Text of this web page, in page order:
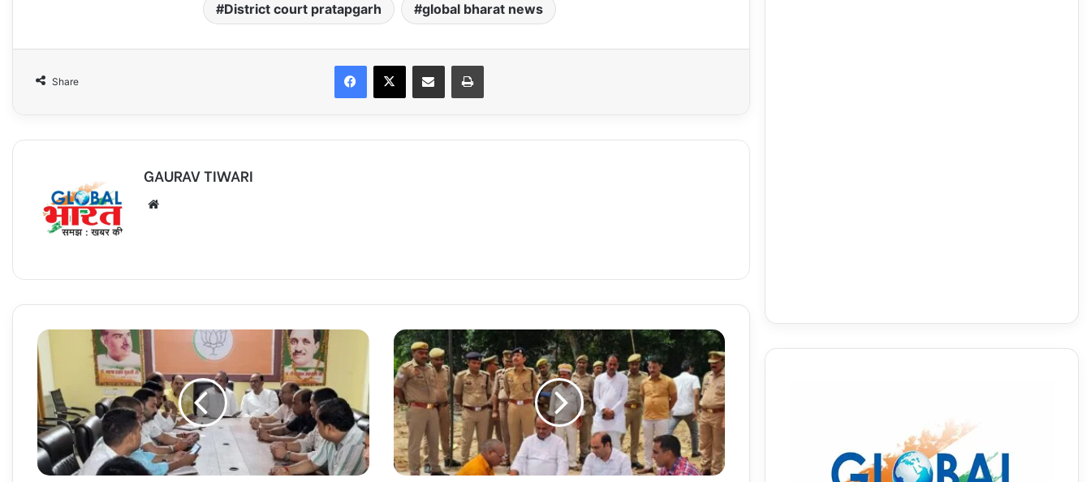
District court pratapgarh global bharat news
Share
Facebook
X Share via Email Print
GAURAV TIWARI
सीएम
योगी
के
आगमन
को
लेकर
भाजपा
कार्यालय
पर
विधायक
सदर,
डीएम
एवं
एसपी
ने
साइबर
थाना
भवन